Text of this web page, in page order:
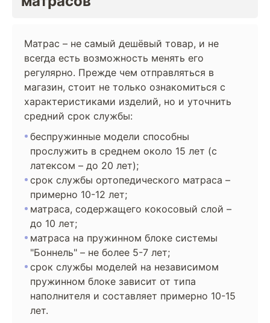
Матрас – не самый дешёвый товар, и не
всегда есть возможность менять его
регулярно. Прежде чем отправляться в
магазин, стоит не только ознакомиться с
характеристиками изделий, но и уточнить
средний срок службы:
беспружинные модели способны
прослужить в среднем около 15 лет (с
латексом – до 20 лет);
срок службы ортопедического матраса –
примерно 10-12 лет;
матраса, содержащего кокосовый слой –
до 10 лет;
матраса на пружинном блоке системы
"Боннель" – не более 5-7 лет;
срок службы моделей на независимом
пружинном блоке зависит от типа
наполнителя и составляет примерно 10-15
лет.